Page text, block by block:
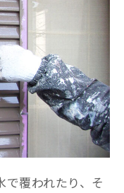
で覆われたり、そ